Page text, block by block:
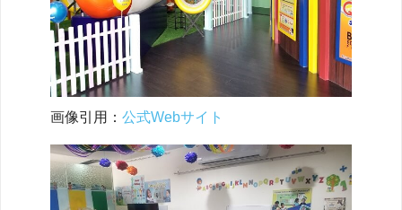
画像引用： 公式Webサイト